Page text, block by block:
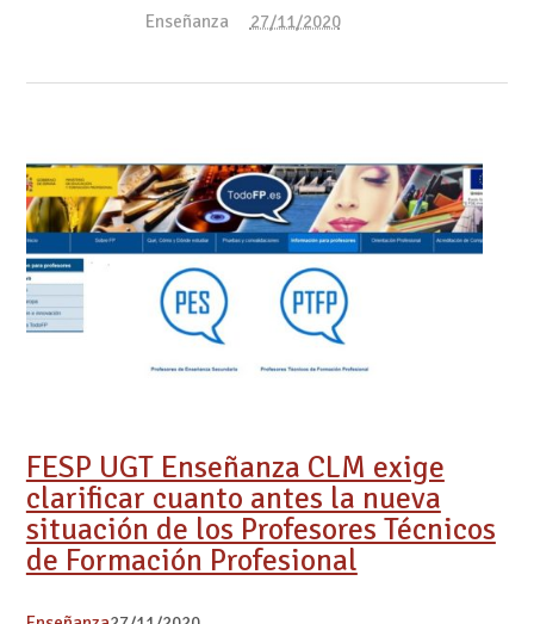
Enseñanza 27/11/2020
FESP UGT Enseñanza CLM exige
clarificar cuanto antes la nueva
situación de los Profesores Técnicos
de Formación Profesional